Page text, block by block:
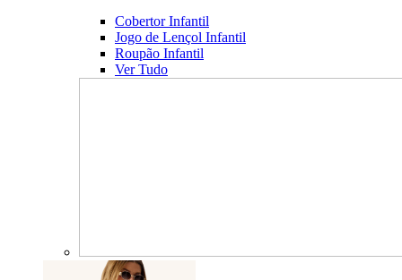
Cobertor Infantil
Jogo de Lençol Infantil
Roupão Infantil
Ver Tudo